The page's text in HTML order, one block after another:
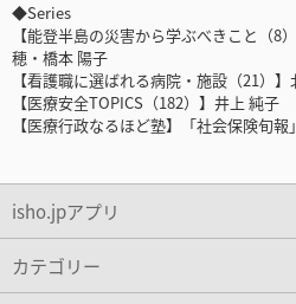
◆Series
【能登半島の災害から学ぶべきこと（
穂・橋本 陽子
【看護職に選ばれる病院・施設（21）】
【医療安全TOPICS（182）】井上 純子
【医療行政なるほど塾】「社会保険旬報
isho.jpアプリ
カテゴリー